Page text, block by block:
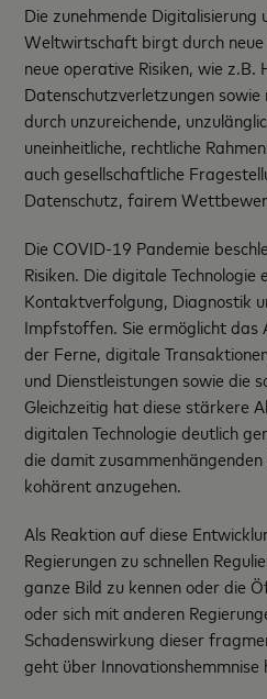
Die zunehmende
Weltwirtschaft birgt durch neue
neue operative Risiken, wie
Datenschutzverletzungen sowie
durch unzureichende,
uneinheitliche, rechtliche
auch gesellschaftliche
Datenschutz, fairem
Die COVID-19 Pandemie
Risiken. Die digitale Technologie
Kontaktverfolgung, Diagnostik
Impfstoffen. Sie ermöglicht das
der Ferne, digitale
und Dienstleistungen sowie die
Gleichzeitig hat diese stärkere
digitalen Technologie deutlich
die damit
kohärent anzugehen.
Als Reaktion auf diese
Regierungen zu schnellen
ganze Bild zu kennen oder die
oder sich mit anderen
Schadenswirkung dieser
geht über Innovationshemmnise